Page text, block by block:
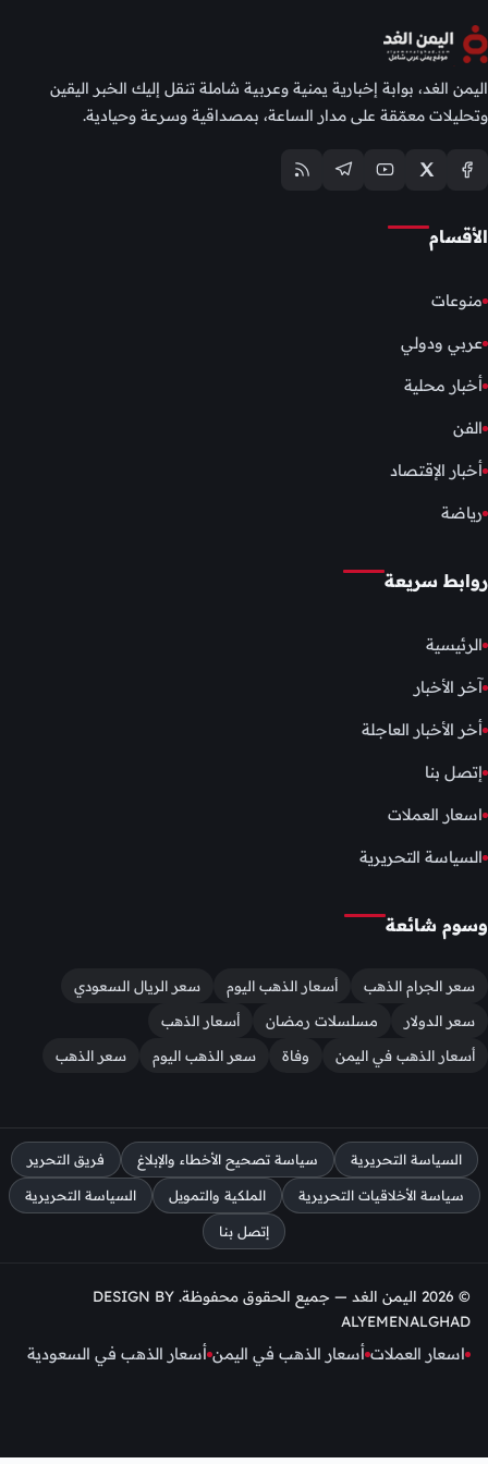
اليمن الغد، بوابة إخبارية يمنية وعربية شاملة تنقل إليك الخبر اليقين
وتحليلات معمّقة على مدار الساعة، بمصداقية وسرعة وحيادية.
الأقسام
منوعات
عربي ودولي
أخبار محلية
الفن
أخبار الإقتصاد
رياضة
روابط سريعة
الرئيسية
آخر الأخبار
أخر الأخبار العاجلة
إتصل بنا
اسعار العملات
السياسة التحريرية
وسوم شائعة
سعر الجرام الذهب أسعار الذهب اليوم
سعر الريال السعودي
سعر الدولار
مسلسلات رمضان
أسعار الذهب
أسعار الذهب في اليمن
وفاة سعر الذهب اليوم سعر الذهب
السياسة التحريرية سياسة تصحيح الأخطاء والإبلاغ فريق التحرير
سياسة الأخلاقيات التحريرية الملكية والتمويل السياسة التحريرية
إتصل بنا
© 2026 اليمن الغد — جميع الحقوق محفوظة. DESIGN BY
ALYEMENALGHAD
اسعار العملات أسعار الذهب في اليمن أسعار الذهب في السعودية